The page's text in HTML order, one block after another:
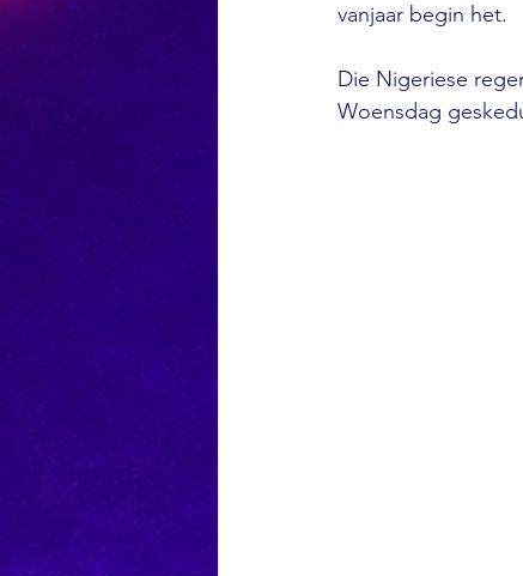
vanjaar begin het.
Die Nigeriese
Woensdag